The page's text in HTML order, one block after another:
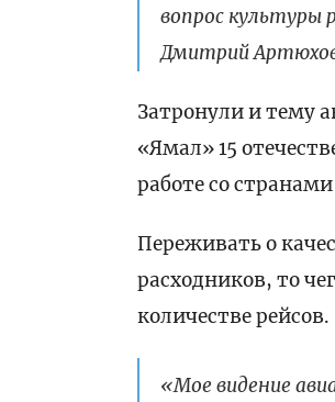
вопрос культуры
Дмитрий
Затронули и тему
«Ямал» 15
работе со
Переживать о
расходников, то
количестве рейсов.
«Мое видение